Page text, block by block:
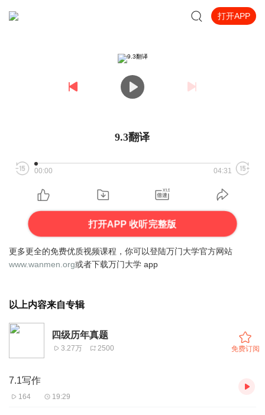
打开APP
9.3翻译
00:00 04:31
打开APP 收听完整版
更多更全的免费优质视频课程，你可以登陆万门大学官方网站
www.wanmen.org或者下载万门大学 app
以上内容来自专辑
四级历年真题
3.27万 2500 免费订阅
7.1写作
164 19:29